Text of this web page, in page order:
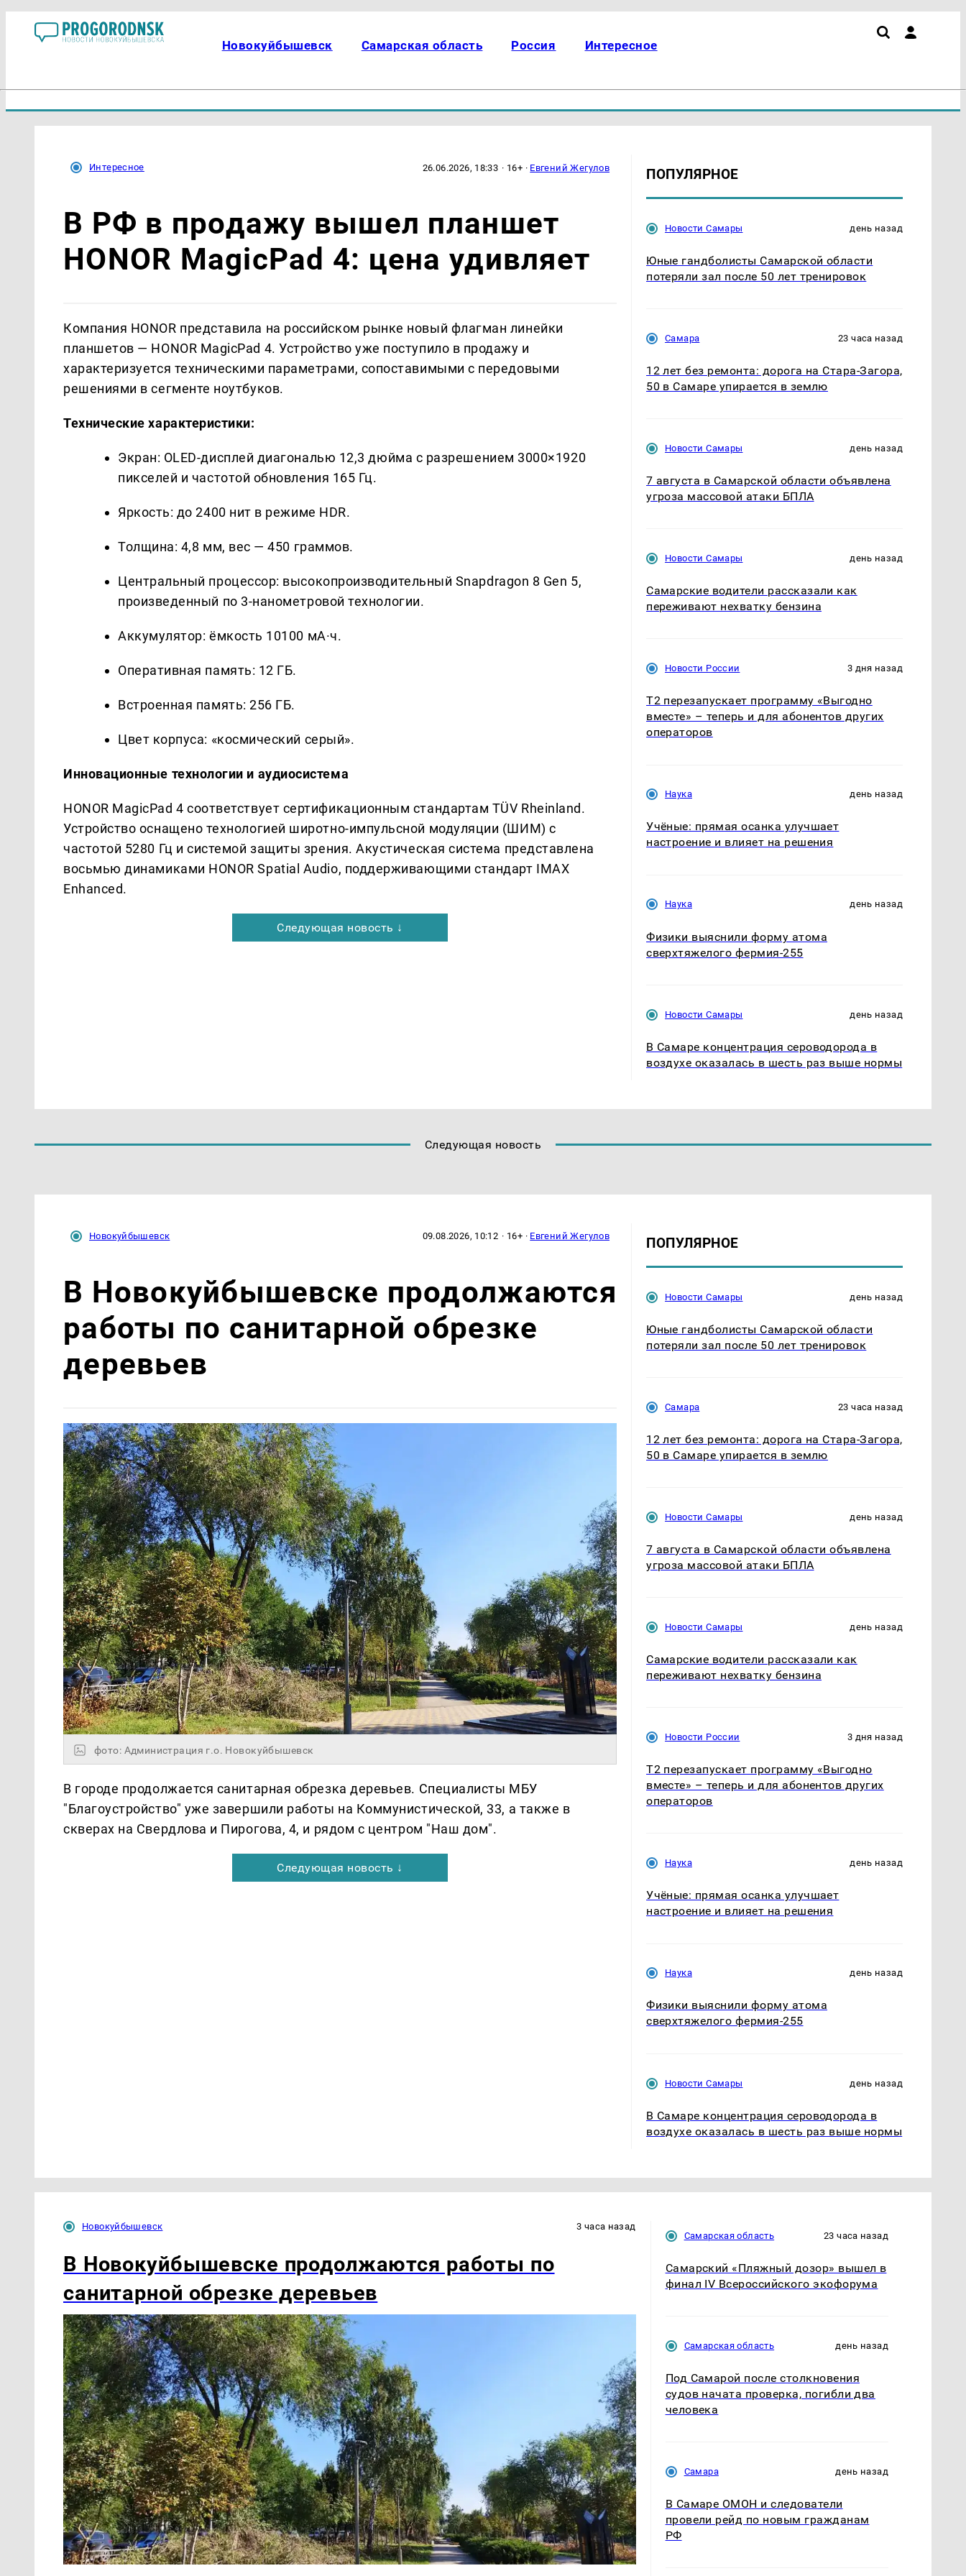
Новокуйбышевск Самарская область Россия Интересное
Интересное 26.06.2026, 18:33 · 16+ · Евгений Жегулов
В РФ в продажу вышел планшет
HONOR MagicPad 4: цена удивляет
Компания HONOR представила на российском рынке новый флагман линейки
планшетов — HONOR MagicPad 4. Устройство уже поступило в продажу и
характеризуется техническими параметрами, сопоставимыми с передовыми
решениями в сегменте ноутбуков.
Технические характеристики:
Экран: OLED-дисплей диагональю 12,3 дюйма с разрешением 3000×1920
пикселей и частотой обновления 165 Гц.
Яркость: до 2400 нит в режиме HDR.
Толщина: 4,8 мм, вес — 450 граммов.
Центральный процессор: высокопроизводительный Snapdragon 8 Gen 5,
произведенный по 3-нанометровой технологии.
Аккумулятор: ёмкость 10100 мА·ч.
Оперативная память: 12 ГБ.
Встроенная память: 256 ГБ.
Цвет корпуса: «космический серый».
Инновационные технологии и аудиосистема
HONOR MagicPad 4 соответствует сертификационным стандартам TÜV Rheinland.
Устройство оснащено технологией широтно-импульсной модуляции (ШИМ) с
частотой 5280 Гц и системой защиты зрения. Акустическая система представлена
восьмью динамиками HONOR Spatial Audio, поддерживающими стандарт IMAX
Enhanced.
Следующая новость ↓
ПОПУЛЯРНОЕ
Новости Самары день назад
Юные гандболисты Самарской области
потеряли зал после 50 лет тренировок
Самара 23 часа назад
12 лет без ремонта: дорога на Стара-Загора,
50 в Самаре упирается в землю
Новости Самары день назад
7 августа в Самарской области объявлена
угроза массовой атаки БПЛА
Новости Самары день назад
Самарские водители рассказали как
переживают нехватку бензина
Новости России 3 дня назад
Т2 перезапускает программу «Выгодно
вместе» – теперь и для абонентов других
операторов
Наука день назад
Учёные: прямая осанка улучшает
настроение и влияет на решения
Наука день назад
Физики выяснили форму атома
сверхтяжелого фермия-255
Новости Самары день назад
В Самаре концентрация сероводорода в
воздухе оказалась в шесть раз выше нормы
Следующая новость
Новокуйбышевск 09.08.2026, 10:12 · 16+ · Евгений Жегулов
В Новокуйбышевске продолжаются
работы по санитарной обрезке
деревьев
фото: Администрация г.о. Новокуйбышевск
В городе продолжается санитарная обрезка деревьев. Специалисты МБУ
"Благоустройство" уже завершили работы на Коммунистической, 33, а также в
скверах на Свердлова и Пирогова, 4, и рядом с центром "Наш дом".
Следующая новость ↓
ПОПУЛЯРНОЕ
Новости Самары день назад
Юные гандболисты Самарской области
потеряли зал после 50 лет тренировок
Самара 23 часа назад
12 лет без ремонта: дорога на Стара-Загора,
50 в Самаре упирается в землю
Новости Самары день назад
7 августа в Самарской области объявлена
угроза массовой атаки БПЛА
Новости Самары день назад
Самарские водители рассказали как
переживают нехватку бензина
Новости России 3 дня назад
Т2 перезапускает программу «Выгодно
вместе» – теперь и для абонентов других
операторов
Наука день назад
Учёные: прямая осанка улучшает
настроение и влияет на решения
Наука день назад
Физики выяснили форму атома
сверхтяжелого фермия-255
Новости Самары день назад
В Самаре концентрация сероводорода в
воздухе оказалась в шесть раз выше нормы
Новокуйбышевск 3 часа назад
В Новокуйбышевске продолжаются работы по
санитарной обрезке деревьев
Самарская область 23 часа назад
Самарский «Пляжный дозор» вышел в
финал IV Всероссийского экофорума
Самарская область день назад
Под Самарой после столкновения
судов начата проверка, погибли два
человека
Самара день назад
В Самаре ОМОН и следователи
провели рейд по новым гражданам
РФ